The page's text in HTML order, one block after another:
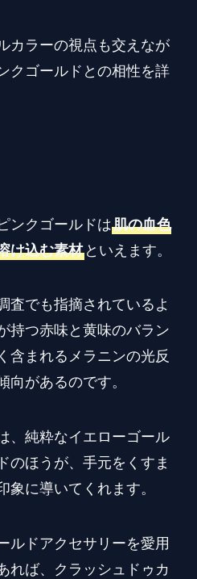
カラーの視点も交えなが
クゴールドとの相性を詳
ンクゴールドは肌の血色
け込む素材といえます。
査でも指摘されているよ
持つ赤味と黄味のバラン
含まれるメラニンの光反
向があるのです。
、純粋なイエローゴール
のほうが、手元をくすま
象に導いてくれます。
ルドアクセサリーを愛用
れば、クラッシュドゥカ